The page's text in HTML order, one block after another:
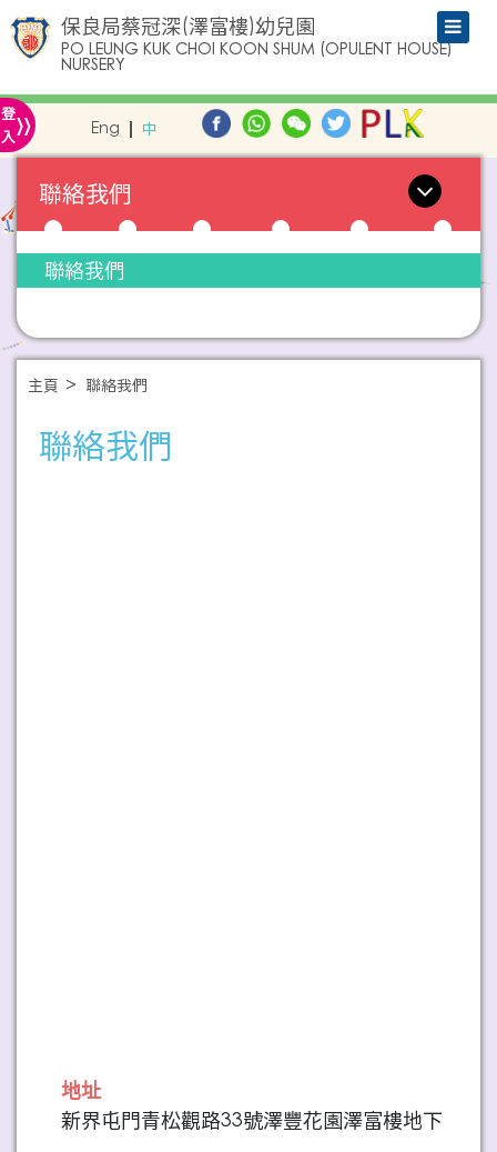
保良局蔡冠深(澤富樓)幼兒園
PO LEUNG KUK CHOI KOON SHUM (OPULENT HOUSE)
NURSERY
登
入» Eng 中
聯絡我們
聯絡我們
主頁 聯絡我們
聯絡我們
地址
新界屯門青松觀路33號澤豐花園澤富樓地下